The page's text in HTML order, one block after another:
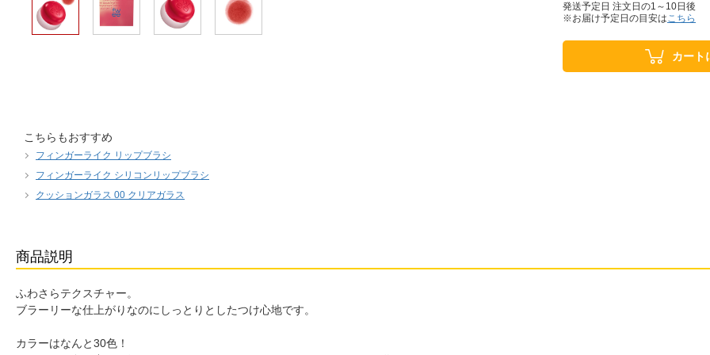
発送予定日 注文日の1～10日後
※お届け予定日の目安はこちら
カート
こちらもおすすめ
フィンガーライク リップブラシ
フィンガーライク シリコンリップブラシ
クッションガラス 00 クリアガラス
商品説明
ふわさらテクスチャー。
ブラーリーな仕上がりなのにしっとりとしたつけ心地です。
カラーはなんと30色！